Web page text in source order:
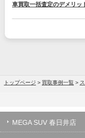
車買取一括査定のデメリッ
トップページ > 買取事例一覧 >
MEGA SUV 春日井店